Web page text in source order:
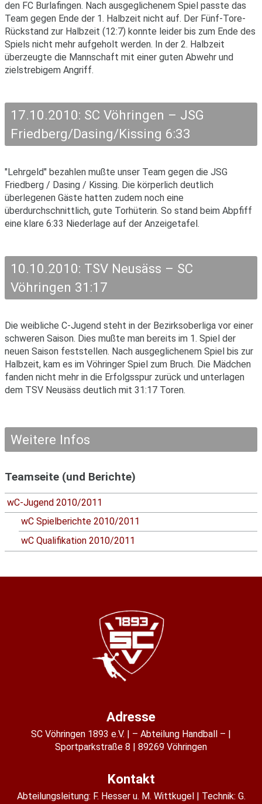
den FC Burlafingen. Nach ausgeglichenem Spiel passte das
Team gegen Ende der 1. Halbzeit nicht auf. Der Fünf-Tore-
Rückstand zur Halbzeit (12:7) konnte leider bis zum Ende des
Spiels nicht mehr aufgeholt werden. In der 2. Halbzeit
überzeugte die Mannschaft mit einer guten Abwehr und
zielstrebigem Angriff.
17.10.2010: SC Vöhringen – JSG
Friedberg/Dasing/Kissing 6:33
"Lehrgeld" bezahlen mußte unser Team gegen die JSG
Friedberg / Dasing / Kissing. Die körperlich deutlich
überlegenen Gäste hatten zudem noch eine
überdurchschnittlich, gute Torhüterin. So stand beim Abpfiff
eine klare 6:33 Niederlage auf der Anzeigetafel.
10.10.2010: TSV Neusäss – SC
Vöhringen 31:17
Die weibliche C-Jugend steht in der Bezirksoberliga vor einer
schweren Saison. Dies mußte man bereits im 1. Spiel der
neuen Saison feststellen. Nach ausgeglichenem Spiel bis zur
Halbzeit, kam es im Vöhringer Spiel zum Bruch. Die Mädchen
fanden nicht mehr in die Erfolgsspur zurück und unterlagen
dem TSV Neusäss deutlich mit 31:17 Toren.
Weitere Infos
Teamseite (und Berichte)
wC-Jugend 2010/2011
wC Spielberichte 2010/2011
wC Qualifikation 2010/2011
Adresse
SC Vöhringen 1893 e.V.
– Abteilung Handball –
Sportparkstraße 8
89269 Vöhringen
Kontakt
Abteilungsleitung: F. Hesser u. M. Wittkugel
Technik: G.